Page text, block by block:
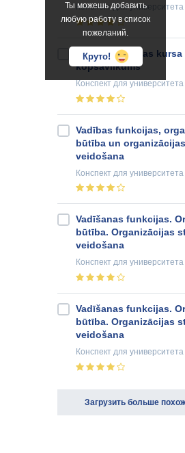
Ты можешь добавить
любую работу в список
пожеланий.
Круто!
Конспектдля университета
Personālvadības kursa
kopsavilkums
Конспектдля университета
Vadības funkcijas,
būtība un
veidošana
Конспект для университета
Vadīšanas funkcijas.
būtība. Organizācijas
veidošana
Конспект для университета
Vadīšanas funkcijas.
būtība. Organizācijas
veidošana
Конспект для университета
Загрузить больше